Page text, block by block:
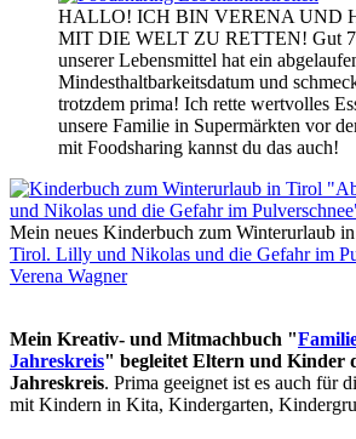
HALLO! ICH BIN VERENA UND
MIT DIE WELT ZU RETTEN! Gut
unserer Lebensmittel hat ein
Mindesthaltbarkeitsdatum und
trotzdem prima! Ich rette wertvolles
unsere Familie in Supermärkten vor
mit Foodsharing kannst du das auch!
Mein neues Kinderbuch zum Winterurlaub
Tirol. Lilly und Nikolas und die Gefahr im
Verena Wagner
Mein Kreativ- und Mitmachbuch "
Jahreskreis" begleitet Eltern und Kinder
Jahreskreis. Prima geeignet ist es auch für
mit Kindern in Kita, Kindergarten,